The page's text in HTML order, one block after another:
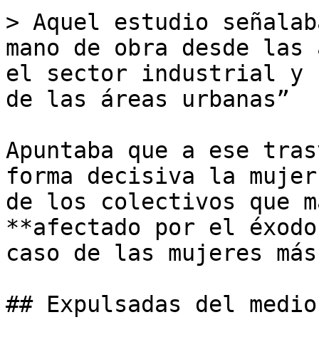
> Aquel estudio
mano de obra desde
el sector industrial y
de las áreas urbanas”
Apuntaba que a ese
forma decisiva la
de los colectivos que
**afectado por el
caso de las mujeres
## Expulsadas del